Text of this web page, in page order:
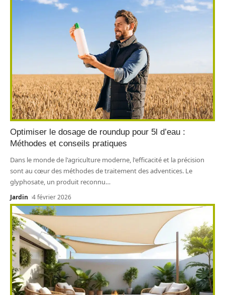
Optimiser le dosage de roundup pour 5l d’eau :
Méthodes et conseils pratiques
Dans le monde de l'agriculture moderne, l'efficacité et la précision
sont au cœur des méthodes de traitement des adventices. Le
glyphosate, un produit reconnu…
Jardin 4 février 2026